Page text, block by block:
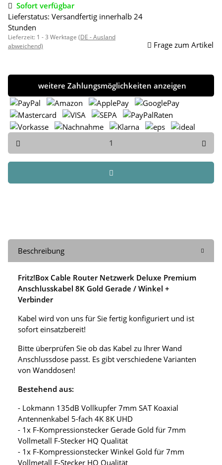
Sofort verfügbar
Lieferstatus: Versandfertig innerhalb 24
Stunden
Lieferzeit: 1 - 3 Werktage (DE - Ausland
abweichend)
Frage zum Artikel
weitere Zahlungsmöglichkeiten anzeigen
Beschreibung
Fritz!Box Cable Router Netzwerk Deluxe Premium
Anschlusskabel 8K Gold Gerade / Winkel +
Verbinder
Kabel wird von uns für Sie fertig konfiguriert und ist
sofort einsatzbereit!
Bitte überprüfen Sie ob das Kabel zu Ihrer Wand
Anschlussdose passt. Es gibt verschiedene Varianten
von Wanddosen!
Bestehend aus:
- Lokmann 135dB Vollkupfer 7mm SAT Koaxial
Antennenkabel 5-fach 4K 8K UHD
- 1x F-Kompressionstecker Gerade Gold für 7mm
Vollmetall F-Stecker HQ Qualität
- 1x F-Kompressionstecker Winkel Gold für 7mm
Vollmetall F-Stecker HQ Qualität